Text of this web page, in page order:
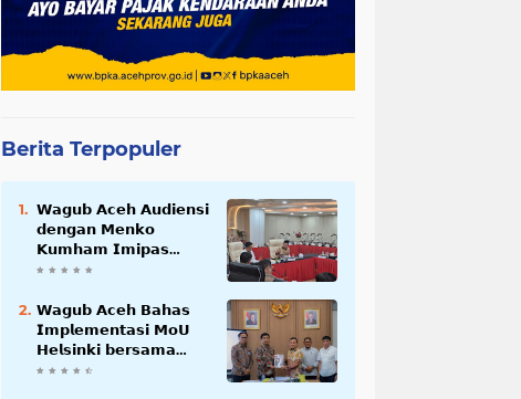
Berita Terpopuler
𝗪𝗮𝗴𝘂𝗯 𝗔𝗰𝗲𝗵 𝗔𝘂𝗱𝗶𝗲𝗻𝘀𝗶
𝗱𝗲𝗻𝗴𝗮𝗻 𝗠𝗲𝗻𝗸𝗼
𝗞𝘂𝗺𝗵𝗮𝗺 𝗜𝗺𝗶𝗽𝗮𝘀
𝗧𝗲𝗿𝗸𝗮𝗶𝘁 𝗦𝘁𝗮𝘁𝘂𝘀 𝗪𝗮𝗸𝗮𝗳
𝗪𝗮𝗴𝘂𝗯 𝗔𝗰𝗲𝗵 𝗕𝗮𝗵𝗮𝘀
𝗜𝗺𝗽𝗹𝗲𝗺𝗲𝗻𝘁𝗮𝘀𝗶 𝗠𝗼𝗨
𝗛𝗲𝗹𝘀𝗶𝗻𝗸𝗶 𝗯𝗲𝗿𝘀𝗮𝗺𝗮
𝗦𝗲𝗸𝗿𝗲𝘁𝗮𝗿𝗶𝗮𝘁 𝗡𝗲𝗴𝗮𝗿𝗮